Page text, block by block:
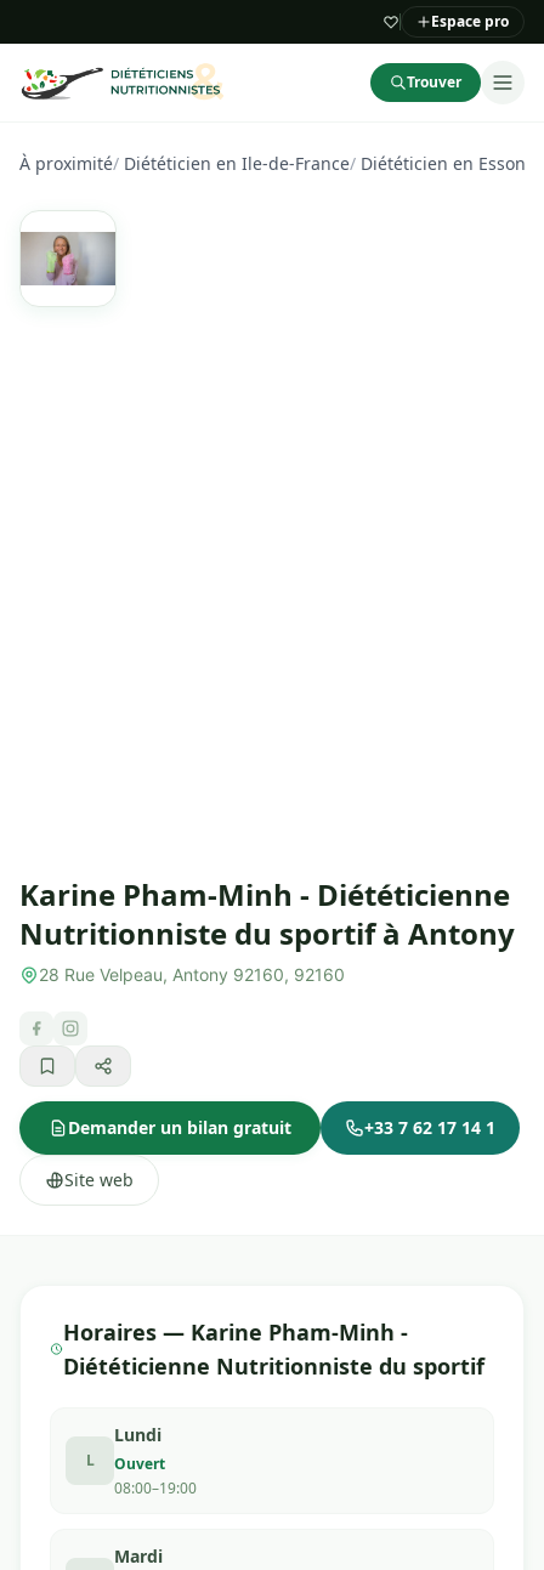
Espace pro
Trouver
À proximité/ Diététicien en Ile-de-France/ Diététicien en
Karine Pham-Minh - Diététicienne
Nutritionniste du sportif à Antony
28 Rue Velpeau, Antony 92160, 92160
Demander un bilan gratuit +33 7 62 17 14 1
Site web
Horaires — Karine Pham-Minh -
Diététicienne Nutritionniste du sportif
L
Lundi
Ouvert
08:00–19:00
Mardi